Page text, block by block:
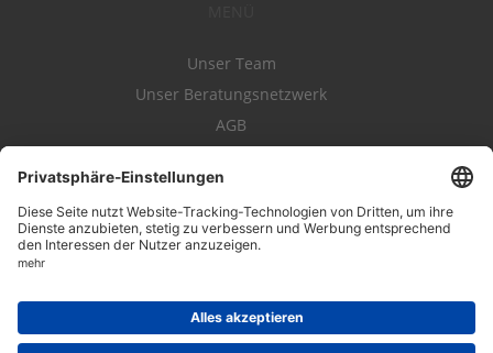
Unser Team
Unser Beratungsnetzwerk
AGB
Datenschutz
Impressum
Kontakt